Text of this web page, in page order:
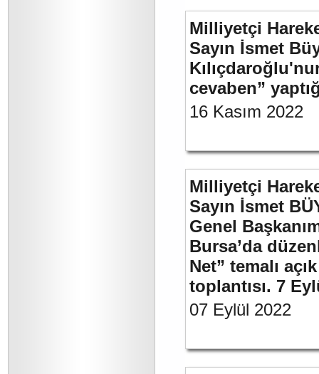
Milliyetçi
Sayın İsmet
cevaben”
16 Kasım 2022
Milliyetçi
Sayın İsmet
Genel
Bursa’da
Net” temalı
toplantısı. 7
07 Eylül 2022